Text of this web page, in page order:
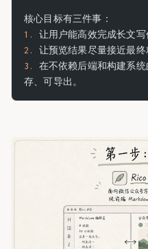
核心目标有三件事：
1.
让用户能高效完成长文写
2.
让预览结果尽量接近最终
3.
在不依赖后端和构建系
存、可导出。